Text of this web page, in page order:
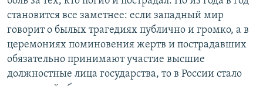
становится все заметнее: если западный мир
говорит о былых трагедиях публично и громко, а в
церемониях поминовения жертв и пострадавших
обязательно принимают участие высшие
должностные лица государства, то в России стало